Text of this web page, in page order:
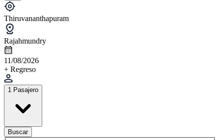
Thiruvananthapuram
Rajahmundry
11/08/2026
+ Regreso
1 Pasajero
Buscar